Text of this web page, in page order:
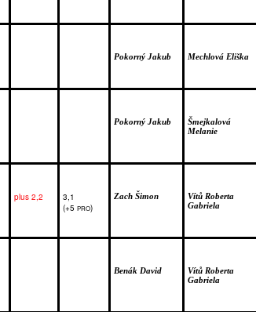
Pokorný Jakub Mechlová Eliška
Pokorný Jakub
Šmejkalová
Melanie
plus 2,2
3,1
(+5 PRO)
Zach Šimon
Vítů Roberta
Gabriela
Benák David
Vítů Roberta
Gabriela